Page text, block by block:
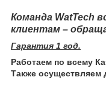
Команда WatTech
клиентам –
Гарантия 1 год.
Работаем по всему
Также осуществляем